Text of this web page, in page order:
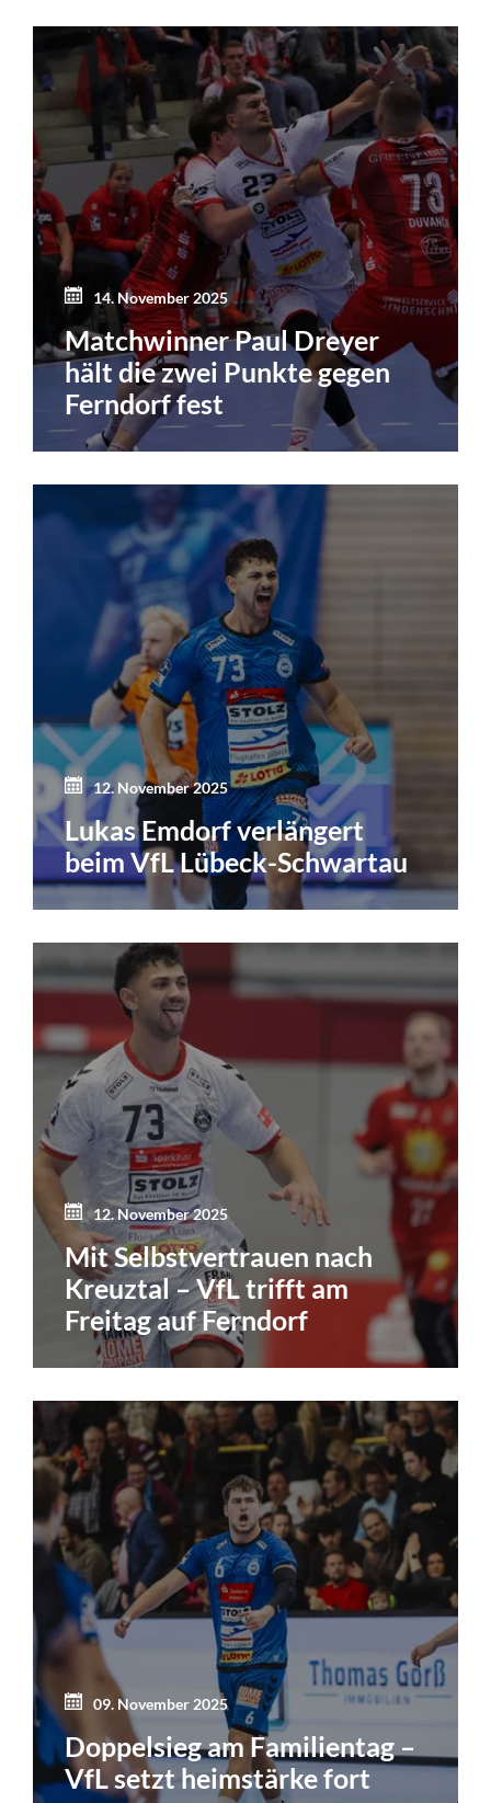
14. November 2025
Matchwinner Paul Dreyer
hält die zwei Punkte gegen
Ferndorf fest
12. November 2025
Lukas Emdorf verlängert
beim VfL Lübeck-Schwartau
12. November 2025
Mit Selbstvertrauen nach
Kreuztal – VfL trifft am
Freitag auf Ferndorf
09. November 2025
Doppelsieg am Familientag –
VfL setzt heimstärke fort